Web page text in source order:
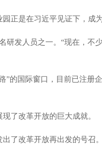
是在习近平见证下，成
发人员之一。“现在，不
国际窗口，目前已注册
了改革开放的巨大成就。
改革开放再出发的号召